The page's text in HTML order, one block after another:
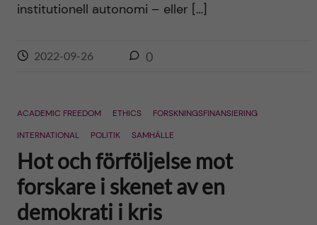
institutionell autonomi – eller […]
2022-09-26 0
ACADEMIC FREEDOM ETHICS
FORSKNINGSFINANSIERING
INTERNATIONAL
POLITIK SAMHÄLLE
Hot och förföljelse mot
forskare i skenet av en
demokrati i kris